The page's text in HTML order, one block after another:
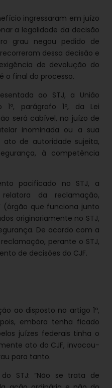
ingressaram em juízo
a legalidade da decisão
grau negou pedido de
dessa decisão e
de devolução do
o final do processo.
ao STJ, a União
parágrafo 1º, da Lei
será cabível, no juízo de
inominada ou a sua
ato de autoridade sujeita,
à competência
pacificado no STJ, a
da reclamação,
(órgão que funciona junto
originariamente no STJ,
De acordo com a
perante o STJ,
de decisões do CJF.
ao disposto no artigo 1º,
embora tenha ficado
juízes federais tinha o
ato do CJF, invocou-
para tanto.
STJ: “Não se trata de